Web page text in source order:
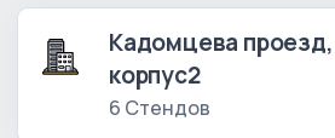
Кадомцева
корпус2
6 Стендов